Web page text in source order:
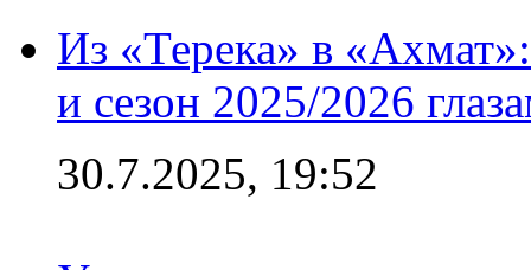
Из «Терека» в
и сезон 2025/2026
30.7.2025, 19:52